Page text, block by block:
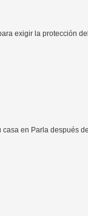
exigir la protección del
en Parla después de